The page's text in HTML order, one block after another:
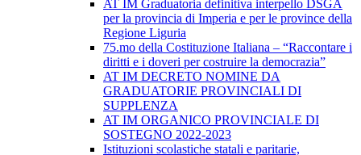
AT IM Graduatoria definitiva interpello DSGA
per la provincia di Imperia e per le province della
Regione Liguria
75.mo della Costituzione Italiana – “Raccontare i
diritti e i doveri per costruire la democrazia”
AT IM DECRETO NOMINE DA
GRADUATORIE PROVINCIALI DI
SUPPLENZA
AT IM ORGANICO PROVINCIALE DI
SOSTEGNO 2022-2023
Istituzioni scolastiche statali e paritarie,